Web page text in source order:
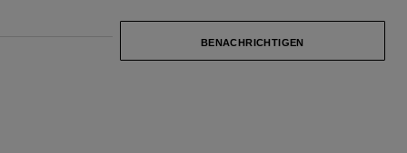
BENACHRICHTIGEN